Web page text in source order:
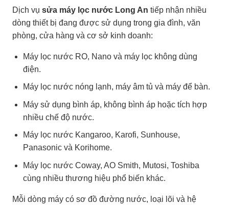
Dịch vụ sửa máy lọc nước Long An tiếp nhận nhiều
dòng thiết bị đang được sử dụng trong gia đình, văn
phòng, cửa hàng và cơ sở kinh doanh:
Máy lọc nước RO, Nano và máy lọc không dùng
điện.
Máy lọc nước nóng lạnh, máy âm tủ và máy để bàn.
Máy sử dụng bình áp, không bình áp hoặc tích hợp
nhiều chế độ nước.
Máy lọc nước Kangaroo, Karofi, Sunhouse,
Panasonic và Korihome.
Máy lọc nước Coway, AO Smith, Mutosi, Toshiba
cùng nhiều thương hiệu phổ biến khác.
Mỗi dòng máy có sơ đồ đường nước, loại lõi và hệ